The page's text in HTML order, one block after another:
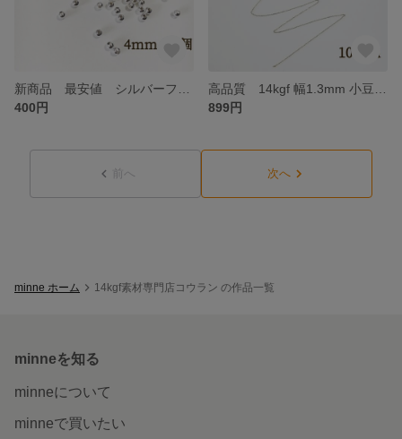
400円
899円
前へ 次へ
minne ホーム 14kgf素材専門店コウラン の作品一覧
minneを知る
minneについて
minneで買いたい